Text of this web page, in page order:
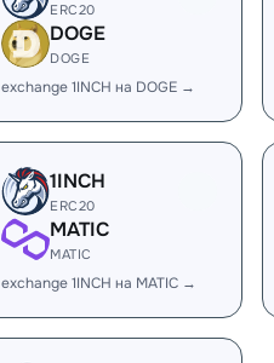
ERC20
DOGE
DOGE
exchange 1INCH на DOGE →
1INCH
ERC20
MATIC
MATIC
exchange 1INCH на MATIC →